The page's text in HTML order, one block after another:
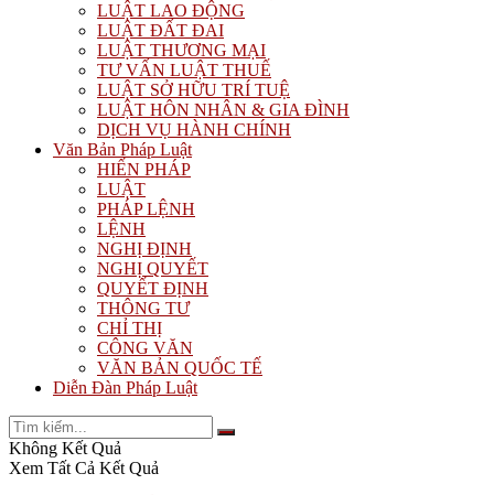
LUẬT LAO ĐỘNG
LUẬT ĐẤT ĐAI
LUẬT THƯƠNG MẠI
TƯ VẤN LUẬT THUẾ
LUẬT SỞ HỮU TRÍ TUỆ
LUẬT HÔN NHÂN & GIA ĐÌNH
DỊCH VỤ HÀNH CHÍNH
Văn Bản Pháp Luật
HIẾN PHÁP
LUẬT
PHÁP LỆNH
LỆNH
NGHỊ ĐỊNH
NGHỊ QUYẾT
QUYẾT ĐỊNH
THÔNG TƯ
CHỈ THỊ
CÔNG VĂN
VĂN BẢN QUỐC TẾ
Diễn Đàn Pháp Luật
Không Kết Quả
Xem Tất Cả Kết Quả